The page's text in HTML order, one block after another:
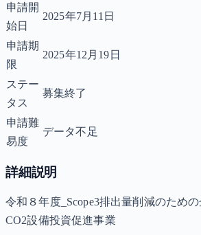
申請開
始日
2025年7月11日
申請期
限
2025年12月19日
ステー
タス
募集終了
申請難
易度
データ不足
詳細説明
令和８年度_Scope3排出量削減のため
CO2設備投資促進事業